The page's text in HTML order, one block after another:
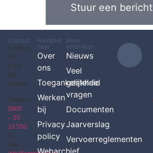
Stuur een bericht
Contact
Postbus
99,
6160
AB
Geleen
Telefoon:
0900
– 33
10 550
E-
mail:
Navigeer
naar
Over
ons
Toegankelijkheid
Werken
bij
Privacy
policy
Webarchief
Meer
ontdekken
Nieuws
Veel
gestelde
vragen
Documenten
Jaarverslag
Vervoerreglementen